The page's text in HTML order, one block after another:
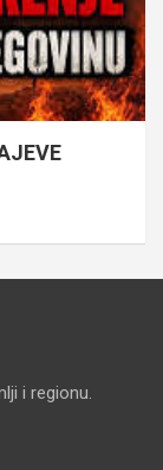
i regionu.